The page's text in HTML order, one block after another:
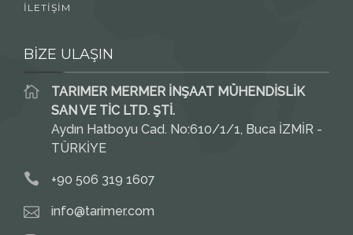
İLETİŞİM
BİZE ULAŞIN
TARIMER MERMER İNŞAAT MÜHENDİSLİK
SAN VE TİC LTD. ŞTİ.
Aydın Hatboyu Cad. No:610/1/1, Buca İZMİR -
TÜRKİYE
+90 506 319 1607
info@tarimer.com